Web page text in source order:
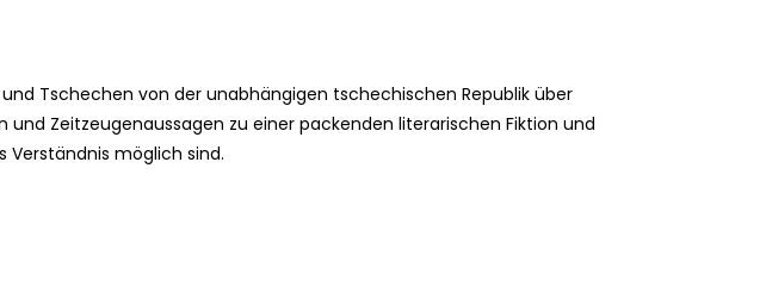
Tschechen von der unabhängigen tschechischen Republik über
Zeitzeugenaussagen zu einer packenden literarischen Fiktion und
Verständnis möglich sind.